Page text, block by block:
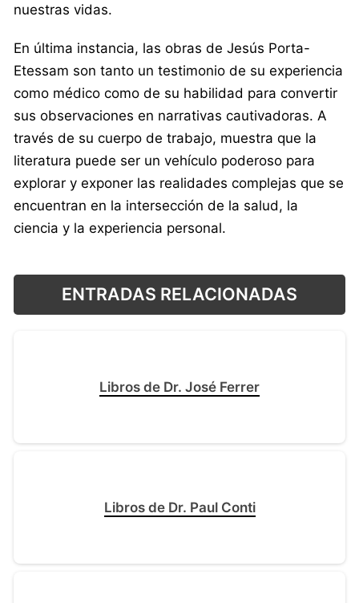
nuestras vidas.
En última instancia, las obras de Jesús Porta-
Etessam son tanto un testimonio de su experiencia
como médico como de su habilidad para convertir
sus observaciones en narrativas cautivadoras. A
través de su cuerpo de trabajo, muestra que la
literatura puede ser un vehículo poderoso para
explorar y exponer las realidades complejas que se
encuentran en la intersección de la salud, la
ciencia y la experiencia personal.
ENTRADAS RELACIONADAS
Libros de Dr. José Ferrer
Libros de Dr. Paul Conti